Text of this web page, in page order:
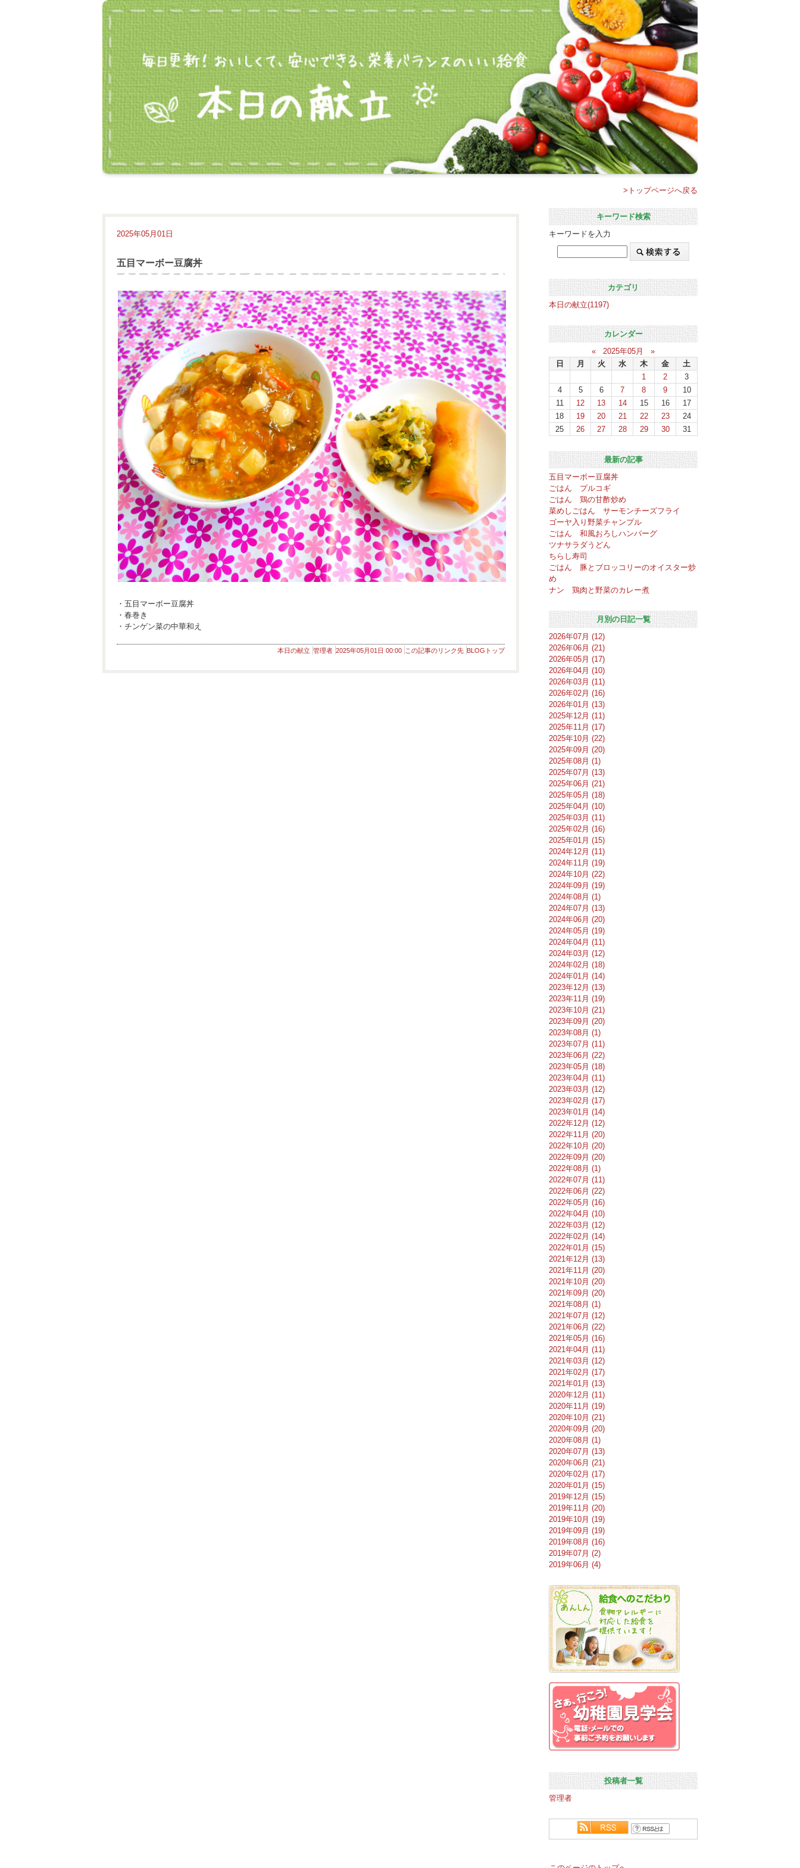
>トップページへ戻る
2025年05月01日
五目マーボー豆腐丼
・五目マーボー豆腐丼
・春巻き
・チンゲン菜の中華和え
本日の献立 管理者 2025年05月01日 00:00 この記事のリンク先 BLOGトップ
キーワード検索
キーワードを入力
カテゴリ
本日の献立(1197)
カレンダー
«
2025年05月
»
日
月 火 水 木 金
土
1
2
3
4
5 6 7 8 9
10
11
12 13 14 15 16
17
18
19 20 21 22 23
24
25
26 27 28 29 30 31
最新の記事
五目マーボー豆腐丼
ごはん プルコギ
ごはん 鶏の甘酢炒め
菜めしごはん サーモンチーズフライ
ゴーヤ入り野菜チャンプル
ごはん 和風おろしハンバーグ
ツナサラダうどん
ちらし寿司
ごはん 豚とブロッコリーのオイスター炒
め
ナン 鶏肉と野菜のカレー煮
月別の日記一覧
2026年07月 (12)
2026年06月 (21)
2026年05月 (17)
2026年04月 (10)
2026年03月 (11)
2026年02月 (16)
2026年01月 (13)
2025年12月 (11)
2025年11月 (17)
2025年10月 (22)
2025年09月 (20)
2025年08月 (1)
2025年07月 (13)
2025年06月 (21)
2025年05月 (18)
2025年04月 (10)
2025年03月 (11)
2025年02月 (16)
2025年01月 (15)
2024年12月 (11)
2024年11月 (19)
2024年10月 (22)
2024年09月 (19)
2024年08月 (1)
2024年07月 (13)
2024年06月 (20)
2024年05月 (19)
2024年04月 (11)
2024年03月 (12)
2024年02月 (18)
2024年01月 (14)
2023年12月 (13)
2023年11月 (19)
2023年10月 (21)
2023年09月 (20)
2023年08月 (1)
2023年07月 (11)
2023年06月 (22)
2023年05月 (18)
2023年04月 (11)
2023年03月 (12)
2023年02月 (17)
2023年01月 (14)
2022年12月 (12)
2022年11月 (20)
2022年10月 (20)
2022年09月 (20)
2022年08月 (1)
2022年07月 (11)
2022年06月 (22)
2022年05月 (16)
2022年04月 (10)
2022年03月 (12)
2022年02月 (14)
2022年01月 (15)
2021年12月 (13)
2021年11月 (20)
2021年10月 (20)
2021年09月 (20)
2021年08月 (1)
2021年07月 (12)
2021年06月 (22)
2021年05月 (16)
2021年04月 (11)
2021年03月 (12)
2021年02月 (17)
2021年01月 (13)
2020年12月 (11)
2020年11月 (19)
2020年10月 (21)
2020年09月 (20)
2020年08月 (1)
2020年07月 (13)
2020年06月 (21)
2020年02月 (17)
2020年01月 (15)
2019年12月 (15)
2019年11月 (20)
2019年10月 (19)
2019年09月 (19)
2019年08月 (16)
2019年07月 (2)
2019年06月 (4)
投稿者一覧
管理者